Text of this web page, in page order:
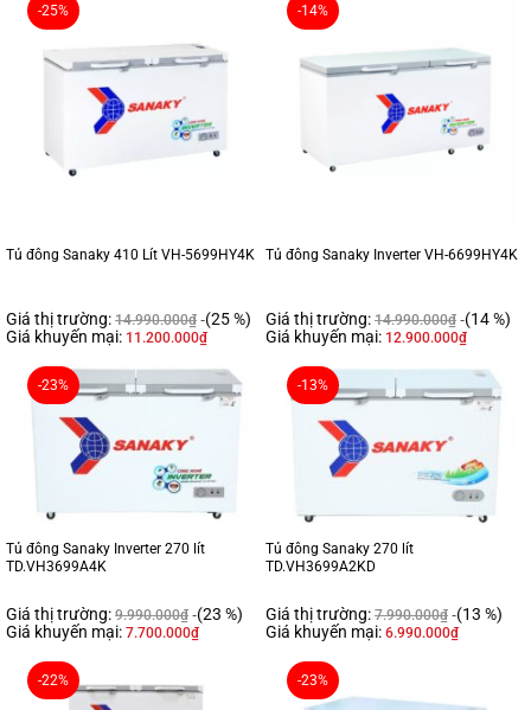
-25%
Tủ đông Sanaky 410 Lít VH-5699HY4K
Giá thị trường: 14.990.000₫ (25 %)
Giá khuyến mại: 11.200.000₫
-14%
Tủ đông Sanaky Inverter VH-6699HY4K
Giá thị trường: 14.990.000₫ (14 %)
Giá khuyến mại: 12.900.000₫
-23%
Tủ đông Sanaky Inverter 270 lít
TD.VH3699A4K
Giá thị trường: 9.990.000₫ (23 %)
Giá khuyến mại: 7.700.000₫
-13%
Tủ đông Sanaky 270 lít
TD.VH3699A2KD
Giá thị trường: 7.990.000₫ (13 %)
Giá khuyến mại: 6.990.000₫
-22% -23%